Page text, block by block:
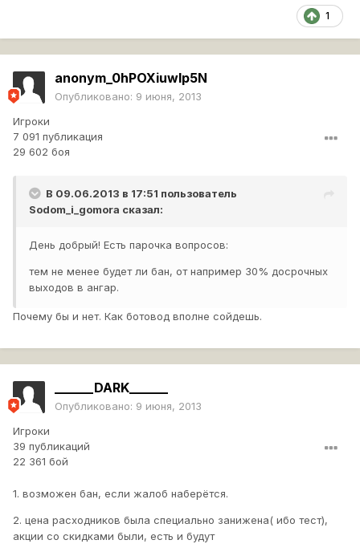
1
anonym_0hPOXiuwlp5N
Опубликовано: 9 июня, 2013
Игроки
7 091 публикация
29 602 боя
В 09.06.2013 в 17:51 пользователь
Sodom_i_gomora сказал:
День добрый! Есть парочка вопросов:
тем не менее будет ли бан, от например 30% досрочных
выходов в ангар.
Почему бы и нет. Как ботовод вполне сойдешь.
______DARK______
Опубликовано: 9 июня, 2013
Игроки
39 публикаций
22 361 бой
1. возможен бан, если жалоб наберётся.
2. цена расходников была специально занижена( ибо тест),
акции со скидками были, есть и будут